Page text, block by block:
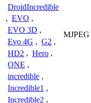
DroidIncredible
, EVO ,
EVO 3D ,
Evo 4G , G2 ,
HD2 , Hero ,
ONE ,
incredible ,
Incredible1 ,
Incredible2 ,
MJPEG